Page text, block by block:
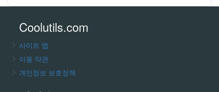
Coolutils.com
사이트 맵
이용 약관
개인정보 보호정책